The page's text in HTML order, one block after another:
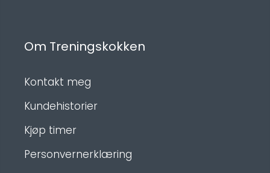
Om Treningskokken
Kontakt meg
Kundehistorier
Kjøp timer
Personvernerklæring